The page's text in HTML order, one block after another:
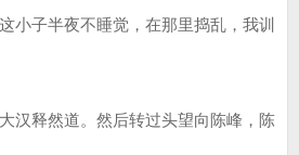
子半夜不睡觉，在那里捣乱，我训
释然道。然后转过头望向陈峰，陈